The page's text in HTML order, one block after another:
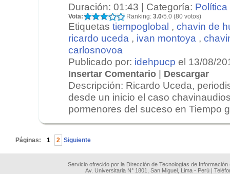
Duración: 01:43 | Categoría: Política
Vota: Ranking: 3.0/5.0 (80 votos)
Etiquetas tiempoglobal , chavin de
ricardo uceda , ivan montoya ,
carlosnovoa
Publicado por: idehpucp el 13/08/
Insertar Comentario | Descargar
Descripción: Ricardo Uceda,
desde un inicio el caso
pormenores del suceso en Tiempo
Páginas: 1 2 Siguiente
Servicio ofrecido por la Dirección de Tecnologías de
Av. Universitaria N° 1801, San Miguel, Lima - Perú |